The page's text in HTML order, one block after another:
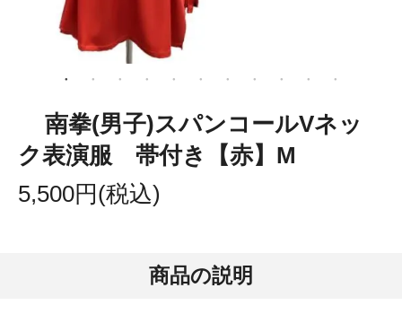
南拳(男子)スパンコールVネッ
ク表演服 帯付き【赤】M
5,500円(税込)
商品の説明